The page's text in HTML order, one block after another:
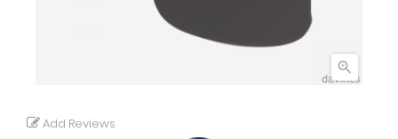

Add Reviews